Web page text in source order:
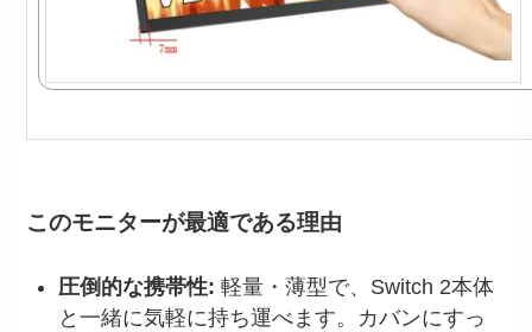
このモニターが最適である理由
圧倒的な携帯性: 軽量・薄型で、Switch 2本体
と一緒に気軽に持ち運べます。カバンにすっ